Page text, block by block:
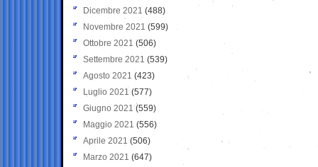
Dicembre 2021 (488)
Novembre 2021 (599)
Ottobre 2021 (506)
Settembre 2021 (539)
Agosto 2021 (423)
Luglio 2021 (577)
Giugno 2021(559)
Maggio 2021 (556)
Aprile 2021 (506)
Marzo 2021 (647)